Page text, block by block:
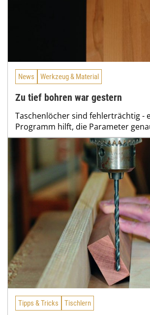
News Werkzeug & Material
Zu tief bohren war gestern
Taschenlöcher sind fehlerträchtig -
Programm hilft, die Parameter
Tipps & Tricks Tischlern